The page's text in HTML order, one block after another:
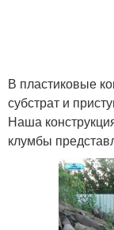
В пластиковые
субстрат и
Наша
клумбы